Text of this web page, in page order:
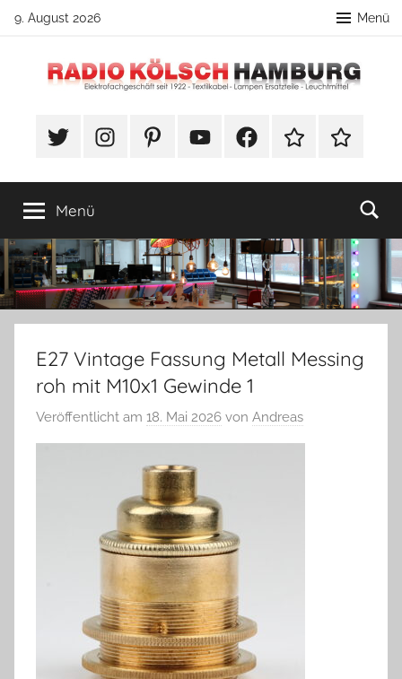
Zum
springen
9. August 2026 Menü
Radio
Hamburg
Lampenbau
#TwitterInstagramPinterestYouTubeFacebookTikTok Webshop
Menü
E27 Vintage Fassung Metall Messing
roh mit M10x1 Gewinde 1
Veröffentlicht am 18. Mai 2026 von Andreas